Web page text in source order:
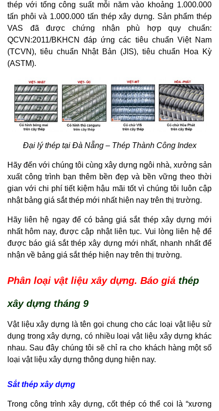
thép với tổng công suất mỗi năm vào khoảng 1.000.000
tấn phôi và 1.000.000 tấn thép xây dựng. Sản phẩm thép
VAS đã được chứng nhận phù hợp quy chuẩn:
QCVN:2011/BKHCN đáp ứng các tiêu chuẩn Việt Nam
(TCVN), tiêu chuẩn Nhật Bản (JIS), tiêu chuẩn Hoa Kỳ
(ASTM).
Đại lý thép tại Đà Nẵng – Thép Thành Công Index
Hãy đến với chúng tôi cùng xây dựng ngôi nhà, xưởng sản
xuất công trình bạn thêm bền đẹp và bền vững theo thời
gian với chi phí tiết kiệm hậu mãi tốt vì chúng tôi luôn cập
nhật bảng giá sắt thép mới nhất hiện nay trên thị trường.
Hãy liên hệ ngay để có bảng giá sắt thép xây dựng mới
nhất hôm nay, được cập nhật liên tục. Vui lòng liên hệ để
được báo giá sắt thép xây dựng mới nhất, nhanh nhất để
nhận về bảng giá sắt thép hiện nay trên thị trường.
Phân loại vật liệu xây dựng. Báo giá thép
xây dựng tháng 9
Vật liệu xây dựng là tên gọi chung cho các loại vật liệu sử
dụng trong xây dựng, có nhiều loại vật liệu xây dựng khác
nhau. Sau đây chúng tôi sẽ chỉ ra cho khách hàng một số
loại vật liệu xây dựng thông dụng hiện nay.
Sắt thép xây dựng
Trong công trình xây dựng, cốt thép có thể coi là “xương